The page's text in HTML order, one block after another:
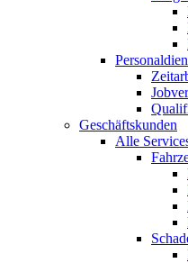
Geschäftskunden
Alle